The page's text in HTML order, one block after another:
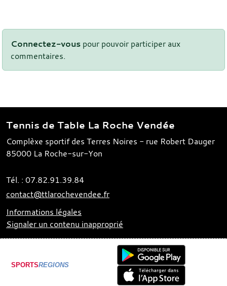
Connectez-vous pour pouvoir participer aux
commentaires.
Tennis de Table La Roche Vendée
Complèxe sportif des Terres Noires - rue Robert Dauger
85000 La Roche-sur-Yon
Tél. : 07.82.91.39.84
contact@ttlarochevendee.fr
Informations légales
Signaler un contenu inapproprié
SPORTSREGIONS